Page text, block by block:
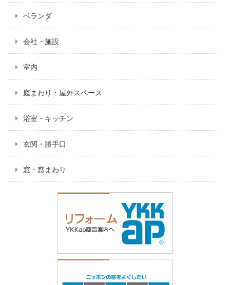
ベランダ
会社・施設
室内
庭まわり・屋外スペース
浴室・キッチン
玄関・勝手口
窓・窓まわり